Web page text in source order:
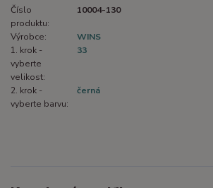
Číslo
produktu:
10004-130
Výrobce:
WINS
1. krok -
vyberte
velikost:
33
2. krok -
vyberte barvu:
černá